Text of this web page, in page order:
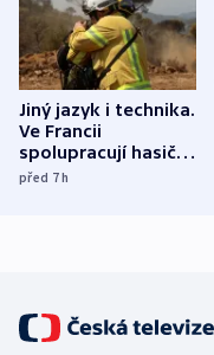
Jiný jazyk i technika.
Ve Francii
spolupracují hasiči z
různých zemí
před 7h